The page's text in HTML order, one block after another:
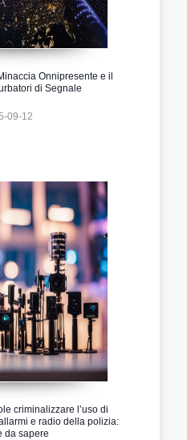
Onnipresente e il
di Segnale
09-12
criminalizzare l’uso di
e radio della polizia:
da sapere